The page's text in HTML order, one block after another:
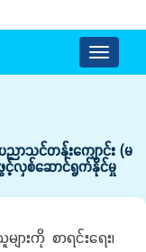
Toggle
ညာသင်တန်းကျောင်း (မ
)ဖွင့်လှစ်ဆောင်ရွက်နိုင်မှု
ကို စာရင်းရေး၊